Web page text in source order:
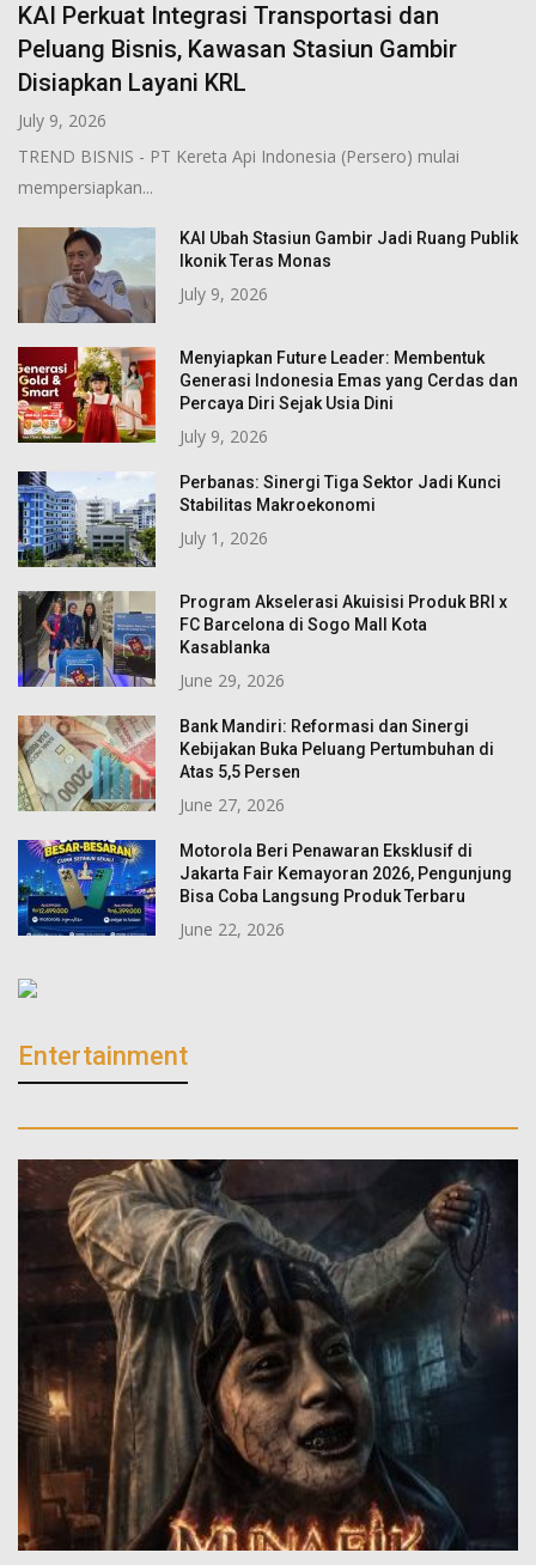
KAI Perkuat Integrasi Transportasi dan
Peluang Bisnis, Kawasan Stasiun Gambir
Disiapkan Layani KRL
July 9, 2026
TREND BISNIS - PT Kereta Api Indonesia (Persero) mulai
mempersiapkan...
KAI Ubah Stasiun Gambir Jadi Ruang Publik
Ikonik Teras Monas
July 9, 2026
Menyiapkan Future Leader: Membentuk
Generasi Indonesia Emas yang Cerdas dan
Percaya Diri Sejak Usia Dini
July 9, 2026
Perbanas: Sinergi Tiga Sektor Jadi Kunci
Stabilitas Makroekonomi
July 1, 2026
Program Akselerasi Akuisisi Produk BRI x
FC Barcelona di Sogo Mall Kota
Kasablanka
June 29, 2026
Bank Mandiri: Reformasi dan Sinergi
Kebijakan Buka Peluang Pertumbuhan di
Atas 5,5 Persen
June 27, 2026
Motorola Beri Penawaran Eksklusif di
Jakarta Fair Kemayoran 2026, Pengunjung
Bisa Coba Langsung Produk Terbaru
June 22, 2026
Entertainment